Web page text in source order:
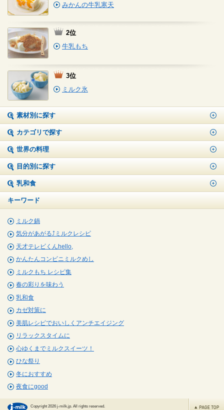
みかんの牛乳寒天
2位
牛乳もち
3位
ミルク氷
素材別に探す
カテゴリで探す
世界の料理
目的別に探す
乳和食
キーワード
ミルク鍋
気分があがる⤴ミルクレシピ
天才テレビくんhello,
かんたんコンビニミルクめし
ミルクもち レシピ集
春の彩りを味わう
乳和食
カゼ対策に
美肌レシピでおいしくアンチエイジング
リラックスタイムに
心ゆくまでミルクスイーツ！
ひな祭り
冬におすすめ
夜食にgood
Copyright 2026 j-milk.jp. All rights reserved.